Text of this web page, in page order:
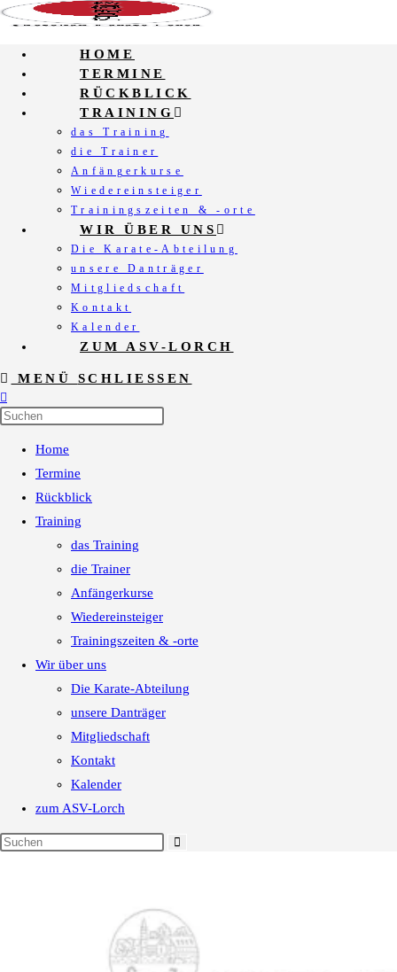
Zum
Inhalt
HOME
TERMINE
RÜCKBLICK
TRAINING
das Training
die Trainer
Anfängerkurse
Wiedereinsteiger
Trainingszeiten & -orte
WIR ÜBER UNS
Die Karate-Abteilung
unsere Danträger
Mitgliedschaft
Kontakt
Kalender
ZUM ASV-LORCH
MENÜ SCHLIESSEN
Home
Termine
Rückblick
Training
das Training
die Trainer
Anfängerkurse
Wiedereinsteiger
Trainingszeiten & -orte
Wir über uns
Die Karate-Abteilung
unsere Danträger
Mitgliedschaft
Kontakt
Kalender
zum ASV-Lorch
Diese